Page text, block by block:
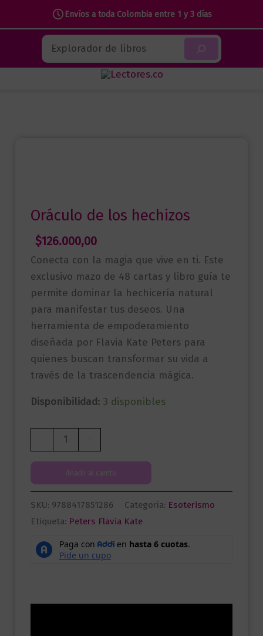
Envíos a toda Colombia entre 1 y 3 días
contenido
Buscar
Oráculo de los hechizos
$126.000,00
Conecta con la magia que vive en ti. Este
exclusivo mazo de 48 cartas y libro guía te
permite dominar la hechicería natural
para manifestar tus deseos. Una
herramienta de empoderamiento
diseñada por Flavia Kate Peters para
quienes buscan transformar su vida a
través de la trascendencia mágica.
Disponibilidad: 3 disponibles
Oráculo
de
los
hechizos
cantidad
Añadir al carrito
SKU: 9788417851286 Categoría: Esoterismo
Etiqueta: Peters Flavia Kate
hechizos
cantidad